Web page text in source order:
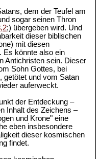
dem der Teufel am
sogar seinen Thron
;) übergeben wird. Und
dieser biblischen
mit diesen
Es könnte also ein
Antichristen sein. Dieser
Sohn Gottes, bei
getötet und vom Satan
auferweckt.
der Entdeckung –
Inhalt des Zeichens –
und Krone" eine
eben insbesondere
dieser kosmischen
findet.